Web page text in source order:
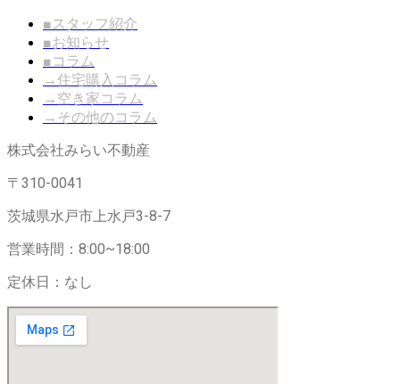
■スタッフ紹介
■お知らせ
■コラム
→住宅購入コラム
→空き家コラム
→その他のコラム
株式会社みらい不動産
〒310-0041
茨城県水戸市上水戸3-8-7
営業時間：8:00~18:00
定休日：なし